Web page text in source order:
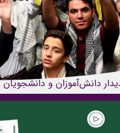
دانش‌آموزان و دانشجویان ۱۳۹۸